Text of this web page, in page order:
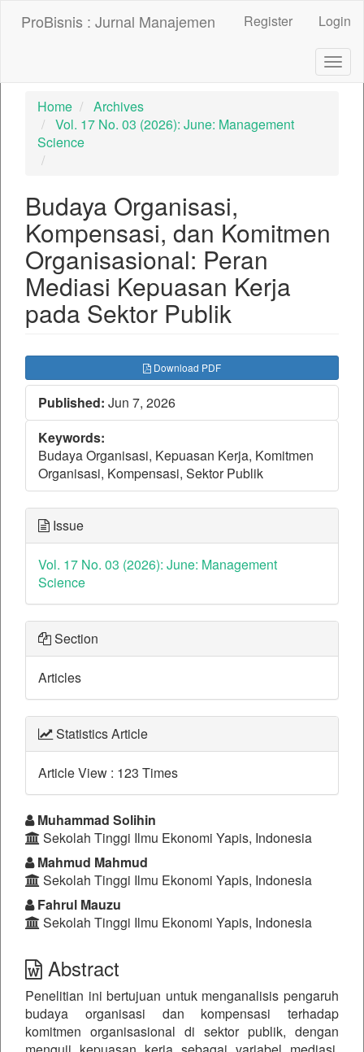
##plugins.themes.bootstrap3.accessible_menu.sidebar##
ProBisnis : Jurnal Manajemen Register Login
Home
Archives
Vol. 17 No. 03 (2026): June: Management
Science
Budaya Organisasi,
Kompensasi, dan Komitmen
Organisasional: Peran
Mediasi Kepuasan Kerja
pada Sektor Publik
Download PDF
Published: Jun 7, 2026
Keywords:
Budaya Organisasi, Kepuasan Kerja, Komitmen
Organisasi, Kompensasi, Sektor Publik
Issue
Vol. 17 No. 03 (2026): June: Management
Science
Section
Articles
Statistics Article
Article View : 123 Times
Muhammad Solihin
Sekolah Tinggi Ilmu Ekonomi Yapis, Indonesia
Mahmud Mahmud
Sekolah Tinggi Ilmu Ekonomi Yapis, Indonesia
Fahrul Mauzu
Sekolah Tinggi Ilmu Ekonomi Yapis, Indonesia
Abstract
Penelitian ini bertujuan untuk menganalisis pengaruh
budaya organisasi dan kompensasi terhadap
komitmen organisasional di sektor publik, dengan